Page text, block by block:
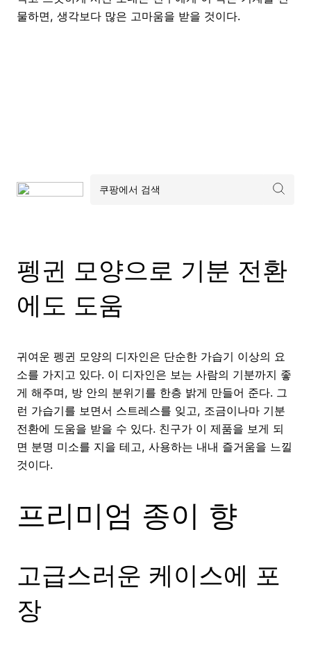
물하면, 생각보다 많은 고마움을 받을 것이다.
펭귄 모양으로 기분 전환
에도 도움
귀여운 펭귄 모양의 디자인은 단순한 가습기 이상의 요
소를 가지고 있다. 이 디자인은 보는 사람의 기분까지 좋
게 해주며, 방 안의 분위기를 한층 밝게 만들어 준다. 그
런 가습기를 보면서 스트레스를 잊고, 조금이나마 기분
전환에 도움을 받을 수 있다. 친구가 이 제품을 보게 되
면 분명 미소를 지을 테고, 사용하는 내내 즐거움을 느낄
것이다.
프리미엄 종이 향
고급스러운 케이스에 포
장